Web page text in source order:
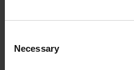
Selection
Necessary
Verre minéral,
Degré de protection